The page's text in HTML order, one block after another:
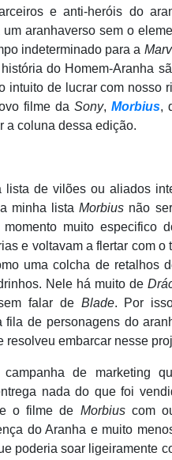
e anti-heróis do
aranhaverso sem o
indeterminado para a
do Homem-Aranha
intuito de lucrar com nosso
filme da Sony, Morbius,
a coluna dessa edição.
de vilões ou aliados
minha listaMorbius não
muito especifico
e voltavam a flertar com o
uma colcha de retalhos
Nele há muito de
falar de Blade. Por
de personagens do
resolveu embarcar nesse
de marketing
nada do que foi
o filme de Morbiuscom
ça do Aranha e muito
poderia soar ligeiramente